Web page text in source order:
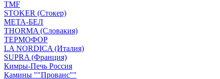
TMF
STOKER (Стокер)
МЕТА-БЕЛ
THORMA (Словакия)
ТЕРМОФОР
LA NORDICA (Италия)
SUPRA (Франция)
Кимры-Печь Россия
Камины ""Прованс""